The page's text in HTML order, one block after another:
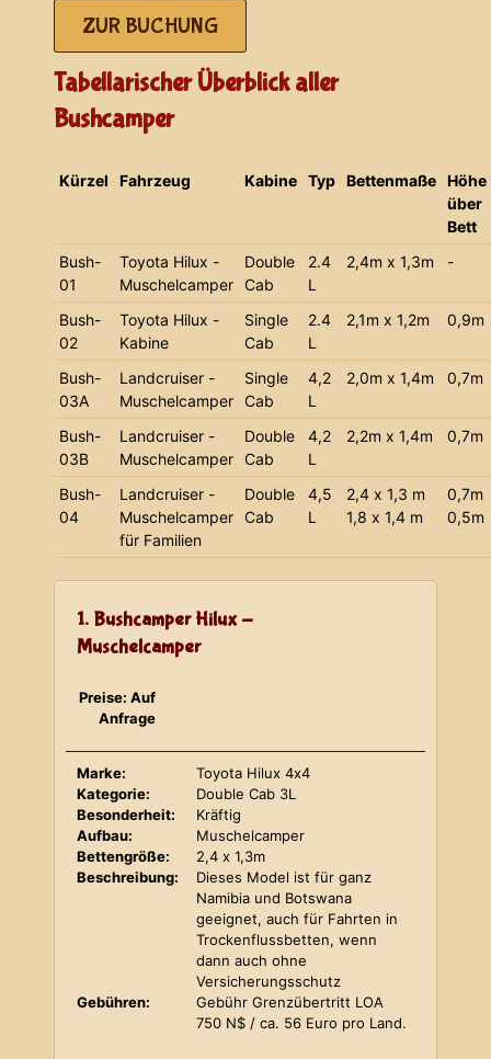
ZUR BUCHUNG
Tabellarischer Überblick aller
Bushcamper
Kürzel Fahrzeug Kabine Typ Bettenmaße Höhe
über
Bett
Bush-
01
Toyota Hilux -
Muschelcamper
Double
Cab
2.4
L
2,4m x 1,3m -
Bush-
02
Toyota Hilux -
Kabine
Single
Cab
2.4
L
2,1m x 1,2m 0,9m
Bush-
03A
Landcruiser -
Muschelcamper
Single
Cab
4,2
L
2,0m x 1,4m 0,7m
Bush-
03B
Landcruiser -
Muschelcamper
Double
Cab
4,2
L
2,2m x 1,4m 0,7m
Bush-
04
Landcruiser -
Muschelcamper
für Familien
Double
Cab
4,5
L
2,4 x 1,3 m
1,8 x 1,4 m
0,7m
0,5m
1. Bushcamper Hilux -
Muschelcamper
Preise: Auf
Anfrage
Marke:
Toyota Hilux 4x4
Kategorie:
Double Cab 3L
Besonderheit:
Kräftig
Aufbau:
Muschelcamper
Bettengröße:
2,4 x 1,3m
Beschreibung:
Dieses Model ist für ganz
Namibia und Botswana
geeignet, auch für Fahrten in
Trockenflussbetten, wenn
dann auch ohne
Versicherungsschutz
Gebühren:
Gebühr Grenzübertritt LOA
750 N$ / ca. 56 Euro pro Land.